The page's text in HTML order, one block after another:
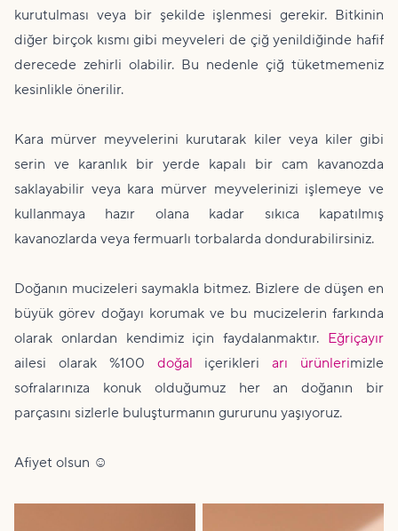
kurutulması veya bir şekilde işlenmesi gerekir. Bitkinin
diğer birçok kısmı gibi meyveleri de çiğ yenildiğinde hafif
derecede zehirli olabilir. Bu nedenle çiğ tüketmemeniz
kesinlikle önerilir.
Kara mürver meyvelerini kurutarak kiler veya kiler gibi
serin ve karanlık bir yerde kapalı bir cam kavanozda
saklayabilir veya kara mürver meyvelerinizi işlemeye ve
kullanmaya hazır olana kadar sıkıca kapatılmış
kavanozlarda veya fermuarlı torbalarda dondurabilirsiniz.
Doğanın mucizeleri saymakla bitmez. Bizlere de düşen en
büyük görev doğayı korumak ve bu mucizelerin farkında
olarak onlardan kendimiz için faydalanmaktır. Eğriçayır
ailesi olarak %100 doğal içerikleriarı ürünlerimizle
sofralarınıza konuk olduğumuz her an doğanın bir
parçasını sizlerle buluşturmanın gururunu yaşıyoruz.
Afiyet olsun ☺